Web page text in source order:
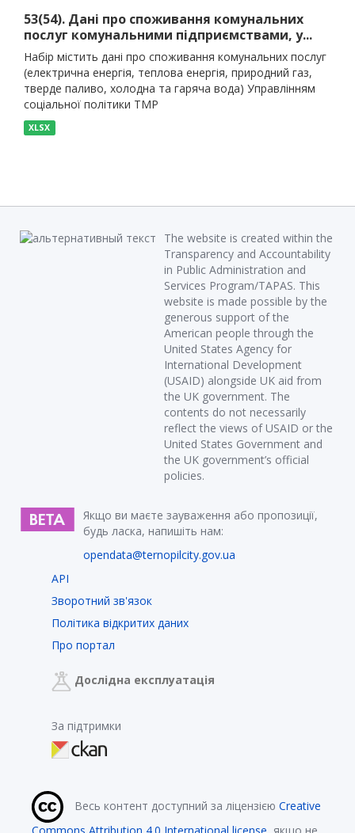
53(54). Дані про споживання комунальних
послуг комунальними підприємствами, у...
Набір містить дані про споживання комунальних послуг
(електрична енергія, теплова енергія, природний газ,
тверде паливо, холодна та гаряча вода) Управлінням
соціальної політики ТМР
XLSX
The website is created within the
Transparency and Accountability
in Public Administration and
Services Program/TAPAS. This
website is made possible by the
generous support of the
American people through the
United States Agency for
International Development
(USAID) alongside UK aid from
the UK government. The
contents do not necessarily
reflect the views of USAID or the
United States Government and
the UK government’s official
policies.
Якщо ви маєте зауваження або пропозиції,
будь ласка, напишіть нам:
opendata@ternopilcity.gov.ua
API
Зворотний зв'язок
Політика відкритих даних
Про портал
Дослідна експлуатація
За підтримки
Весь контент доступний за ліцензією Creative